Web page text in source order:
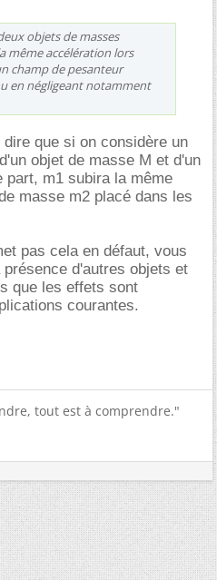
objets de masses
même accélération lors
champ de pesanteur
en négligeant notamment
que si on considère un
objet de masse M et d'un
part, m1 subira la même
masse m2 placé dans les
pas cela en défaut, vous
d'autres objets et
que les effets sont
courantes.
tout est à comprendre."